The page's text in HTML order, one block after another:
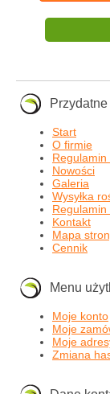
Start
O firmie
Regulamin
Nowości
Galeria
Wysyłka
Regulamin
Kontakt
Mapa
Cennik
Menu
Moje konto
Moje
Moje
Zmiana